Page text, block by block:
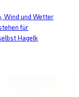
Wind und Wetter
für
Hagelk